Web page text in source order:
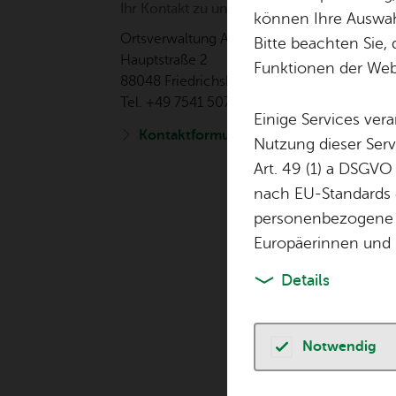
Orts­ver­wal­tung Ai­lin­gen
Haupt­stra­ße 2
88048 Fried­richs­ha­fen
Tel. +49 7541 507-0
Kon­takt­for­mu­lar
können Ihre
Bitte beachten
Funktionen der
Einige Services
Nutzung dieser
Art. 49 (1) a
nach EU-
Europäerinnen
Details
Notwendig